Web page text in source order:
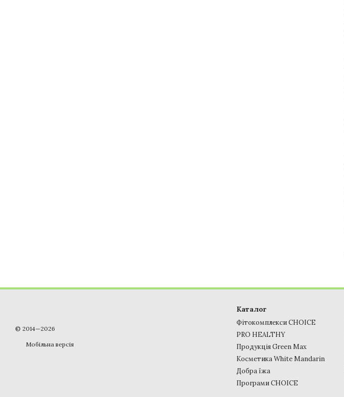
© 2014—2026
Мобільна версія
Каталог
Фітокомплекси CHOICE
PRO HEALTHY
Продукція Green Max
Косметика White Mandarin
Добра їжа
Програми CHOICE